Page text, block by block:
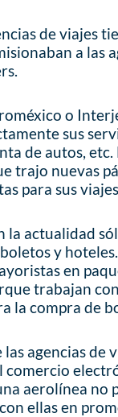
de viajes
a las
o
sus
de autos,
trajo nuevas
para sus
la actualidad
y
en
trabajan
la compra de
agencias de
comercio
aerolínea no
ellas en